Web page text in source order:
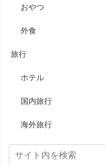
おやつ
外食
旅行
ホテル
国内旅行
海外旅行